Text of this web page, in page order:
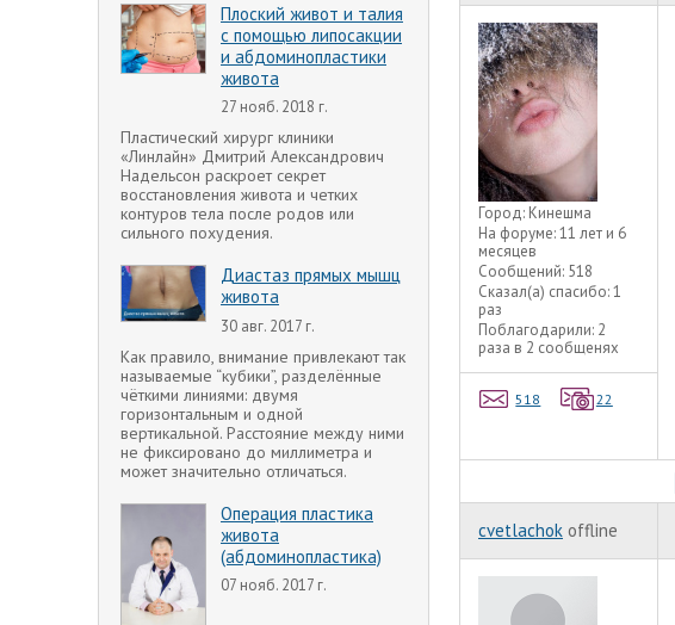
Плоский живот и талия
с помощью липосакции
и абдоминопластики
живота
27 нояб. 2018 г.
Пластический хирург клиники
«Линлайн» Дмитрий Александрович
Надельсон раскроет секрет
восстановления живота и четких
контуров тела после родов или
сильного похудения.
Диастаз прямых мышц
живота
30 авг. 2017 г.
Как правило, внимание привлекают так
называемые “кубики”, разделённые
чёткими линиями: двумя
горизонтальным и одной
вертикальной. Расстояние между ними
не фиксировано до миллиметра и
может значительно отличаться.
Операция пластика
живота
(абдоминопластика)
07 нояб. 2017 г.
Город: Кинешма
На форуме:11 лет и 6
месяцев
Сообщений: 518
Сказал(а) спасибо:1
раз
Поблагодарили: 2
раза в 2 сообщенях
518 22
cvetlachok offline